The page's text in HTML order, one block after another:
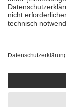
• empfohlenen
• Harn- und
getroffen, um
https://
Einige Bilder und